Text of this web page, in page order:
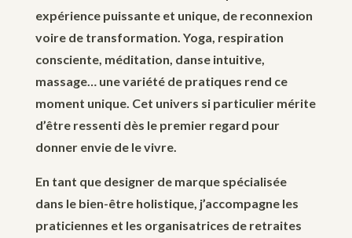
expérience puissante et unique, de reconnexion
voire de transformation. Yoga, respiration
consciente, méditation, danse intuitive,
massage… une variété de pratiques rend ce
moment unique. Cet univers si particulier mérite
d’être ressenti dès le premier regard pour
donner envie de le vivre.
En tant que designer de marque spécialisée
dans le bien-être holistique, j’accompagne les
praticiennes et les organisatrices de retraites